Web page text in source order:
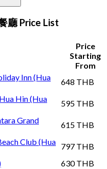
廳 Price List
Price
Starting
From
Inn (Hua
648 THB
Hin (Hua
595 THB
Grand
615 THB
Club (Hua 797 THB
630 THB